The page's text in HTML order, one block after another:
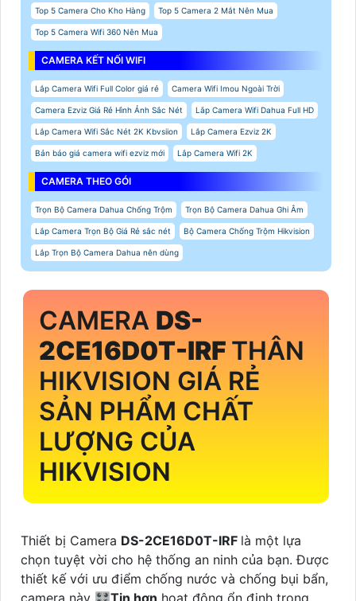
Top 5 Camera Cho Kho Hàng Top 5 Camera 2 Mắt Nên Mua
Top 5 Camera Wifi 360 Nên Mua
CAMERA KẾT NỐI WIFI
Lắp Camera Wifi Full Color giá rẻ Camera Wifi Imou Ngoài Trời
Camera Ezviz Giá Rẻ Hình Ảnh Sắc Nét Lắp Camera Wifi Dahua Full HD
Lắp Camera Wifi Sắc Nét 2K Kbvsiion Lắp Camera Ezviz 2K
Bản báo giá camera wifi ezviz mới Lắp Camera Wifi 2K
CAMERA THEO GÓI
Trọn Bộ Camera Dahua Chống Trộm Trọn Bộ Camera Dahua Ghi Âm
Lắp Camera Trọn Bộ Giá Rẻ sắc nét Bộ Camera Chống Trộm Hikvision
Lắp Trọn Bộ Camera Dahua nên dùng
CAMERA DS-
2CE16D0T-IRF THÂN
HIKVISION GIÁ RẺ
SẢN PHẨM CHẤT
LƯỢNG CỦA
HIKVISION
Thiết bị Camera DS-2CE16D0T-IRF là một lựa
chọn tuyệt vời cho hệ thống an ninh của bạn. Được
thiết kế với ưu điểm chống nước và chống bụi bẩn,